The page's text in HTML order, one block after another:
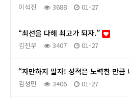
이석진 3688 01-27
“최선을 다해 최고가 되자.”
김진우 3407 01-27
“자만하지 말자! 성적은 노력한 만큼
김성민 3406 01-27